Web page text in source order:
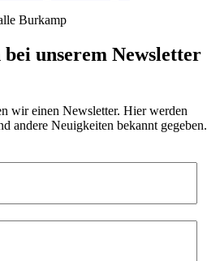
Burkamp
unserem Newsletter
wir einen Newsletter. Hier werden
andere Neuigkeiten bekannt gegeben.